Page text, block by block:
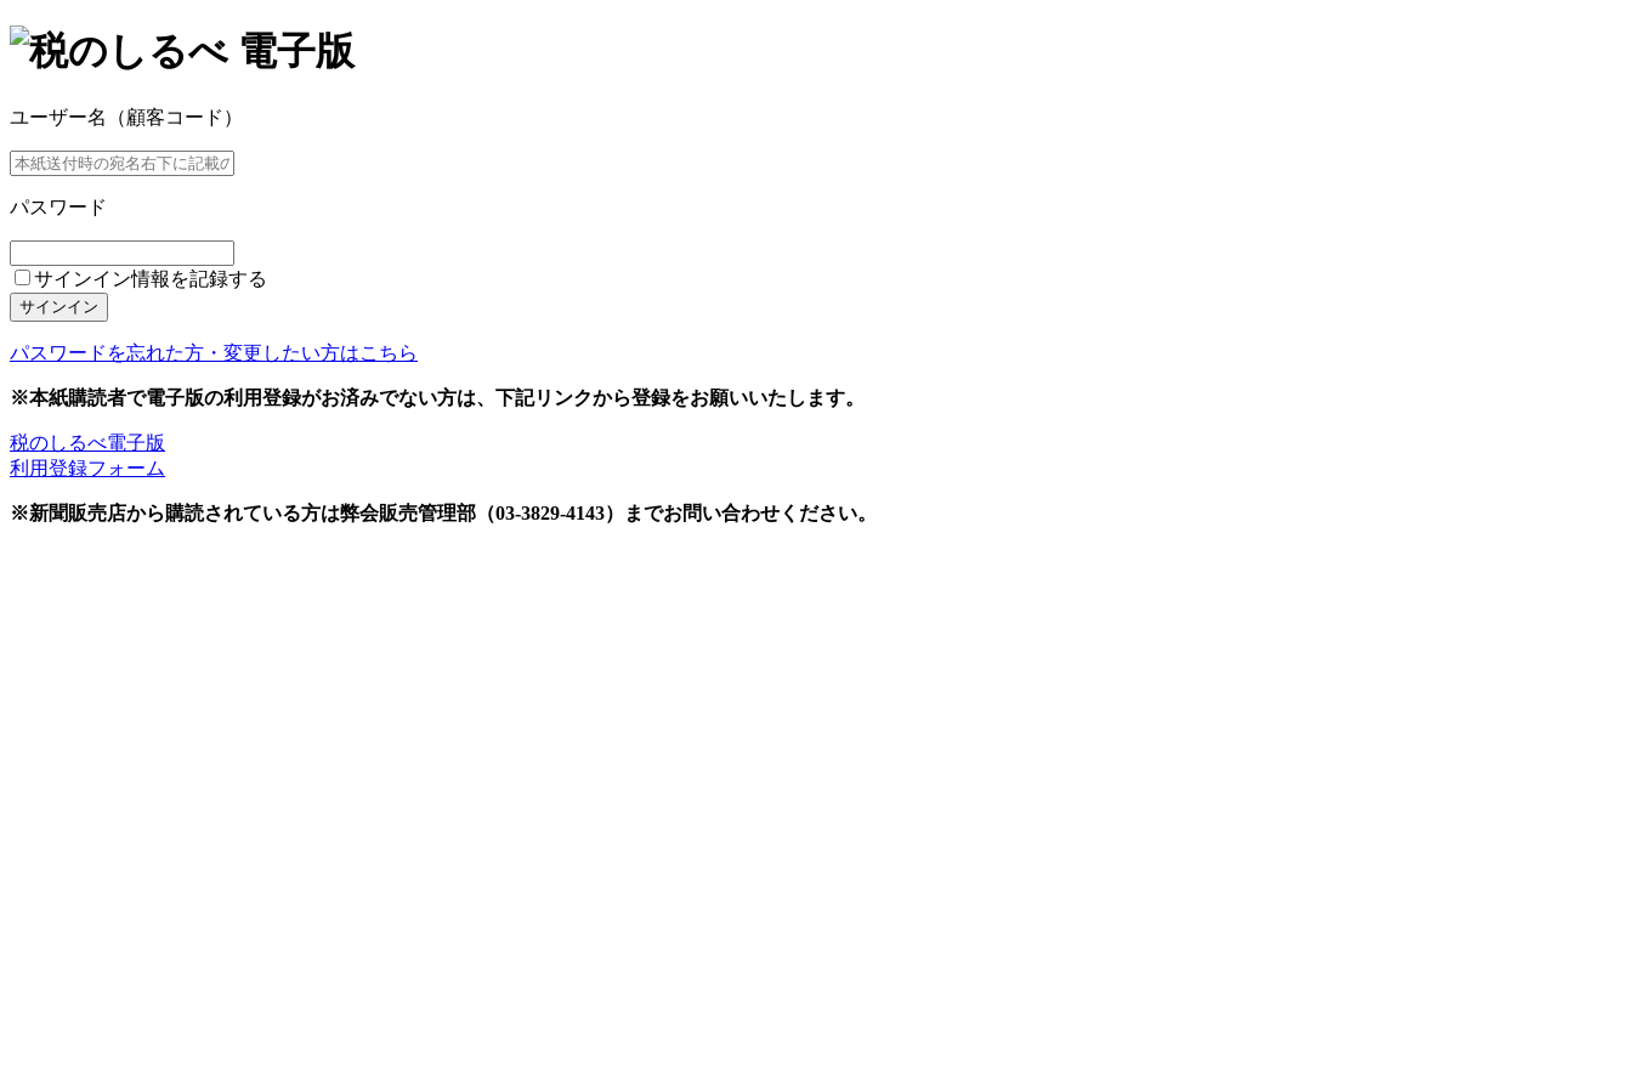
ユーザー名（顧客コード）
パスワード
サインイン情報を記録する
サインイン
パスワードを忘れた方・変更したい方はこちら
※本紙購読者で電子版の利用登録がお済みでない方は、下記リンクから登録をお願いいたします。
税のしるべ電子版
利用登録フォーム
※新聞販売店から購読されている方は弊会販売管理部（03-3829-4143）までお問い合わせください。